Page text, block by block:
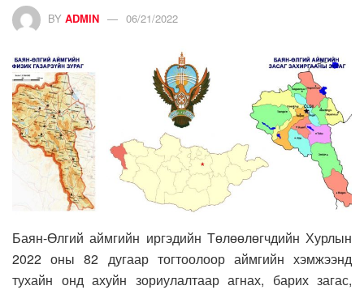
BY ADMIN 06/21/2022
Баян-Өлгий аймгийн иргэдийн Төлөөлөгчдийн Хурлын
2022 оны 82 дугаар тогтоолоор аймгийн хэмжээнд
тухайн онд ахуйн зориулалтаар агнах, барих загас,